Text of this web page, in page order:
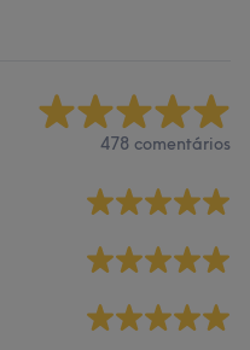
478 comentários